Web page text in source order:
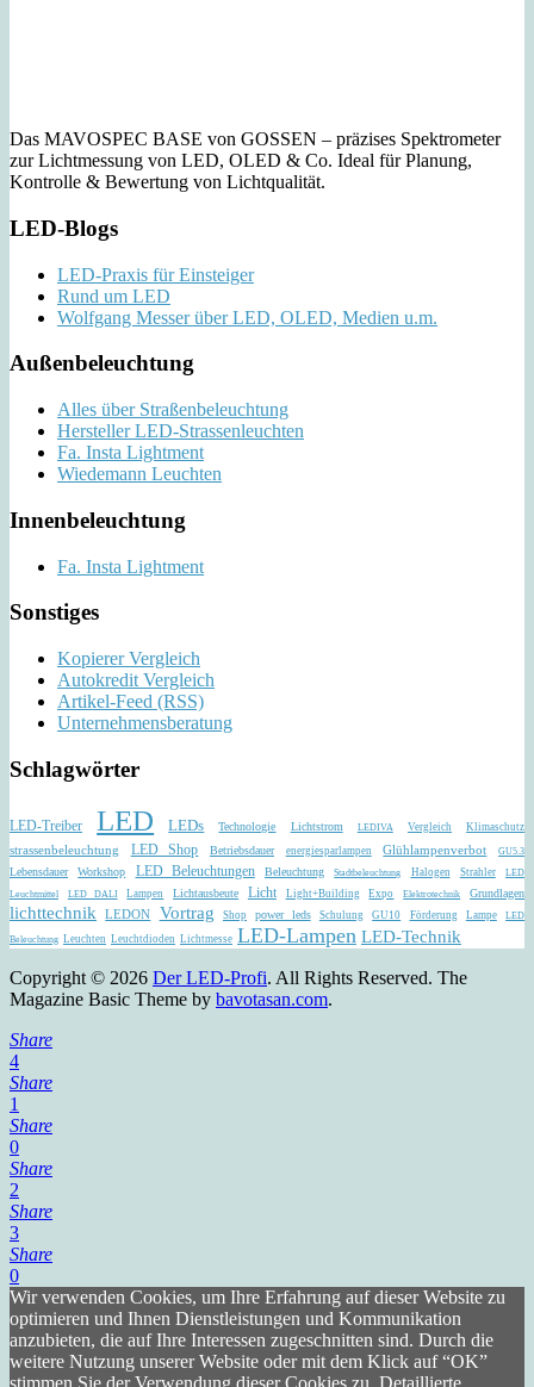
Das MAVOSPEC BASE von GOSSEN – präzises Spektrometer
zur Lichtmessung von LED, OLED & Co. Ideal für Planung,
Kontrolle & Bewertung von Lichtqualität.
LED-Blogs
LED-Praxis für Einsteiger
Rund um LED
Wolfgang Messer über LED, OLED, Medien u.m.
Außenbeleuchtung
Alles über Straßenbeleuchtung
Hersteller LED-Strassenleuchten
Fa. Insta Lightment
Wiedemann Leuchten
Innenbeleuchtung
Fa. Insta Lightment
Sonstiges
Kopierer Vergleich
Autokredit Vergleich
Artikel-Feed (RSS)
Unternehmensberatung
Schlagwörter
LED-Treiber LED LEDs Technologie Lichtstrom LEDIVA Vergleich Klimaschutz
strassenbeleuchtung LED Shop Betriebsdauer energiesparlampen Glühlampenverbot GU5.3
Lebensdauer Workshop LED Beleuchtungen Beleuchtung Stadtbeleuchtung Halogen Strahler
LED
Leuchtmittel
LED DALI Lampen Lichtausbeute Licht Light+Building Expo Elektrotechnik Grundlagen
lichttechnik LEDON Vortrag Shop power leds Schulung GU10 Förderung Lampe LED
Beleuchtung Leuchten Leuchtdioden Lichtmesse LED-Lampen LED-Technik
Copyright © 2026 Der LED-Profi. All Rights Reserved. The
Magazine Basic Theme by bavotasan.com.
Share
4
Share
1
Share
0
Share
2
Share
3
Share
0
Wir verwenden Cookies, um Ihre Erfahrung auf dieser Website zu
optimieren und Ihnen Dienstleistungen und Kommunikation
anzubieten, die auf Ihre Interessen zugeschnitten sind. Durch die
weitere Nutzung unserer Website oder mit dem Klick auf “OK”